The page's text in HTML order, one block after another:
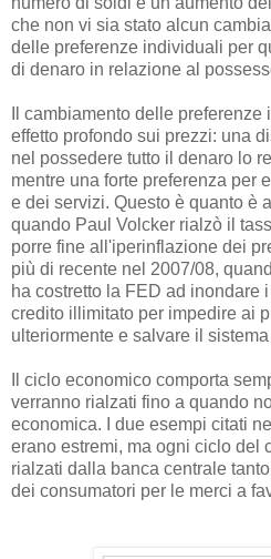
che non vi sia stato alcun
delle preferenze individuali per
di denaro in relazione al
Il cambiamento delle
effetto profondo sui prezzi: una
nel possedere tutto il denaro lo
mentre una forte preferenza per
e dei servizi. Questo è quanto è
quando Paul Volcker rialzò il
porre fine all'iperinflazione dei
più di recente nel 2007/08,
ha costretto la FED ad inondare
credito illimitato per impedire ai
ulteriormente e salvare il
Il ciclo economico comporta
verranno rialzati fino a quando
economica. I due esempi citati
erano estremi, ma ogni ciclo del
rialzati dalla banca centrale
dei consumatori per le merci a